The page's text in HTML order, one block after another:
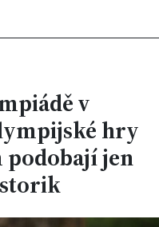
v
hry
podobají jen